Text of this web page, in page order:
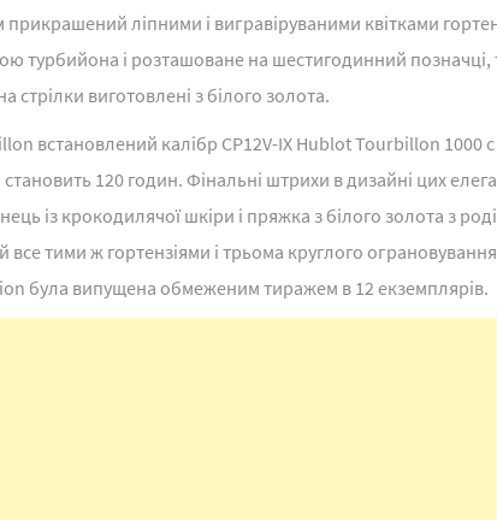
прикрашений ліпними і вигравіруваними квітками
турбийона і розташоване на шестигодинний позначці,
стрілки виготовлені з білого золота.
встановлений калібр CP12V-IX Hublot Tourbillon 1000
становить 120 годин. Фінальні штрихи в дизайні цих
із крокодилячої шкіри і пряжка з білого золота з
все тими ж гортензіями і трьома круглого
була випущена обмеженим тиражем в 12 екземплярів.